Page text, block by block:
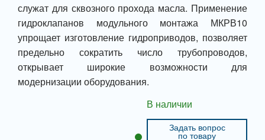
служат для сквозного прохода масла. Применение
гидроклапанов модульного монтажа МКРВ10
упрощает изготовление гидроприводов, позволяет
предельно сократить число трубопроводов,
открывает широкие возможности для
модернизации оборудования.
В наличии
Задать вопрос
по товару